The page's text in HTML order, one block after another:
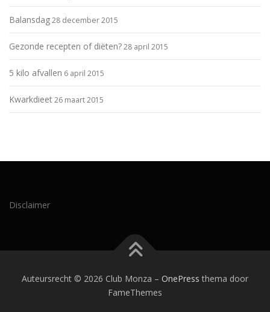
Balansdag28 december 2015
Gezonde recepten of diëten?28 april 2015
5 kilo afvallen 6 april 2015
Kwarkdieet26 maart 2015
Disclaimer
Auteursrecht © 2026 Club Monza – OnePress thema door
FameThemes